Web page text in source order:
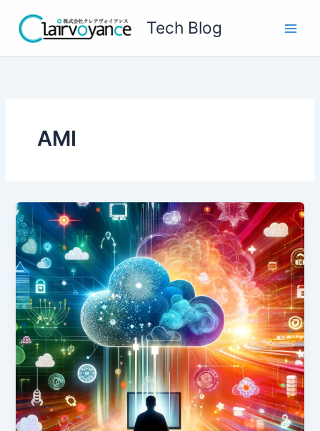
ス
Tech Blog
AMI